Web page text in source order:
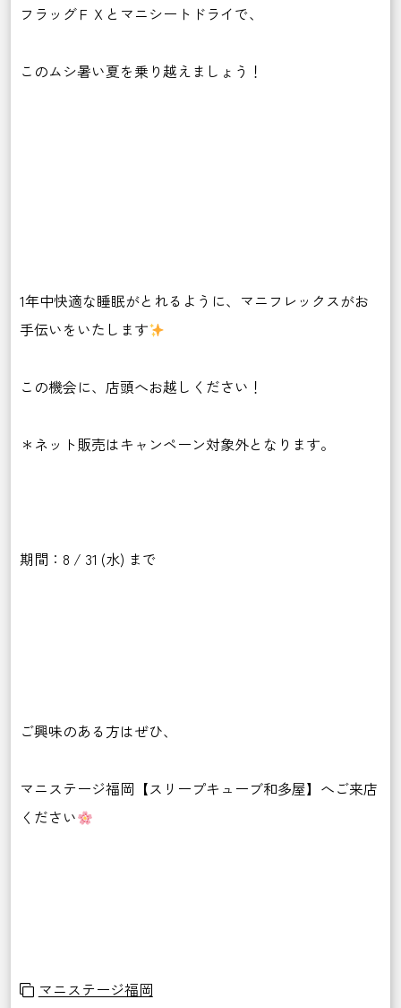
フラッグＦＸとマニシートドライで、
このムシ暑い夏を乗り越えましょう！
1年中快適な睡眠がとれるように、マニフレックスがお
手伝いをいたします
この機会に、店頭へお越しください！
＊ネット販売はキャンペーン対象外となります。
期間：8 / 31 (水) まで
ご興味のある方はぜひ、
マニステージ福岡【スリープキューブ和多屋】へご来店
ください
マニステージ福岡